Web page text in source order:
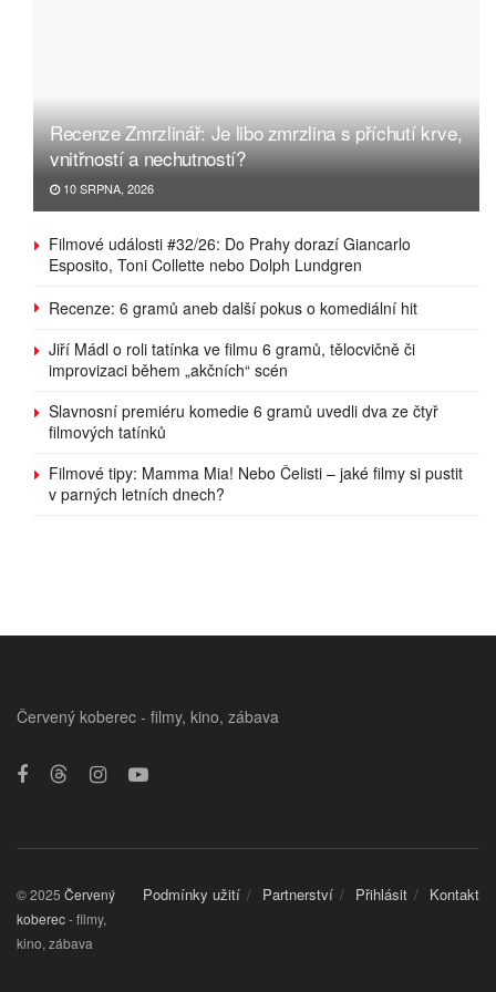
Recenze Zmrzlinář: Je libo zmrzlina s příchutí krve,
vnitřností a nechutností?
10 SRPNA, 2026
Filmové události #32/26: Do Prahy dorazí Giancarlo
Esposito, Toni Collette nebo Dolph Lundgren
Recenze: 6 gramů aneb další pokus o komediální hit
Jiří Mádl o roli tatínka ve filmu 6 gramů, tělocvičně či
improvizaci během „akčních“ scén
Slavnosní premiéru komedie 6 gramů uvedli dva ze čtyř
filmových tatínků
Filmové tipy: Mamma Mia! Nebo Čelisti – jaké filmy si pustit
v parných letních dnech?
Červený koberec - filmy, kino, zábava
Podmínky užití Partnerství Přihlásit Kontakt
© 2025 Červený
koberec- filmy,
kino, zábava